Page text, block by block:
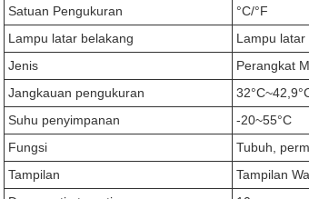
Satuan Pengukuran
°C/°F
Lampu latar belakang
Lampu latar
Jenis
Perangkat
Jangkauan pengukuran
Suhu penyimpanan
-20~55°C
Fungsi
Tubuh,
Tampilan
Tampilan